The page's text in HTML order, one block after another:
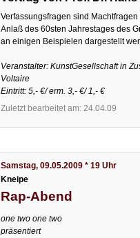
Verfassungsfragen sind
Anlaß des 60sten Jahrestages des
an einigen Beispielen dargestellt
Veranstalter: KunstGesellschaft in
Voltaire
Eintritt: 5,- €/ erm. 3,- €/ 1,- €
Zuletzt bearbeitet am: 24.04.09
Samstag, 09.05.2009 * 19 Uhr
Kneipe
Rap-Abend
one two one two
präsentiert